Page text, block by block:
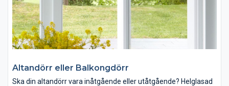
Altandörr eller Balkongdörr
Ska din altandörr vara inåtgående eller utåtgående? Helglasad